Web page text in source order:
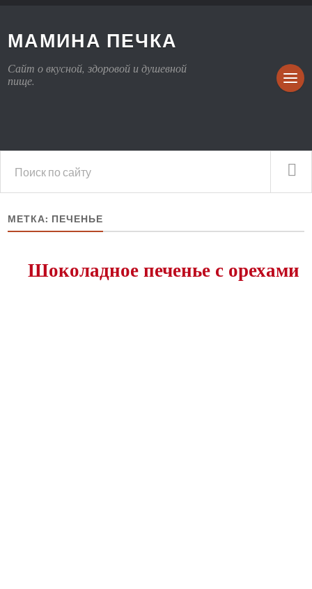
МАМИНА ПЕЧКА
Сайт о вкусной, здоровой и душевной
пище.
МЕТКА: ПЕЧЕНЬЕ
Шоколадное печенье с орехами